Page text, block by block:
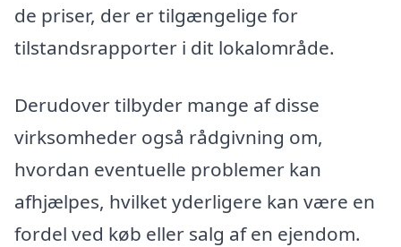
de priser, der er tilgængelige for
tilstandsrapporter i dit lokalområde.
Derudover tilbyder mange af disse
virksomheder også rådgivning om,
hvordan eventuelle problemer kan
afhjælpes, hvilket yderligere kan være en
fordel ved køb eller salg af en ejendom.